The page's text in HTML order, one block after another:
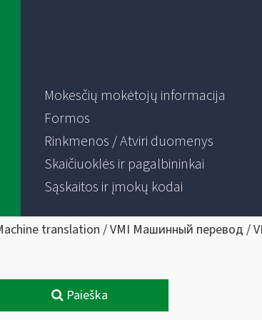
Mokesčių mokėtojų informacija
Formos
Rinkmenos / Atviri duomenys
Skaičiuoklės ir pagalbininkai
Sąskaitos ir įmokų kodai
translation / VMI Машинный перевод /
Paieška